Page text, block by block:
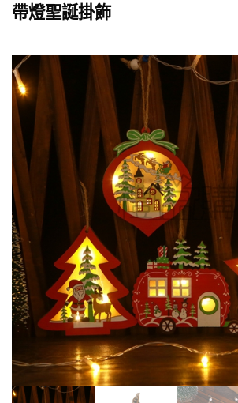
帶燈聖誕掛飾